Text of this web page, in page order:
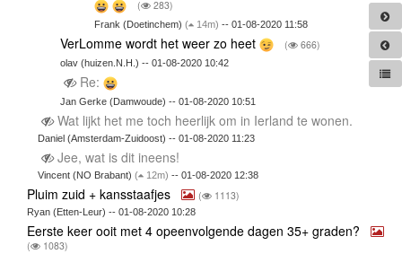
( 283)
Frank (Doetinchem) ( 14m) -- 01-08-2020 11:58
VerLomme wordt het weer zo heet ( 666)
olav (huizen.N.H.) -- 01-08-2020 10:42
Re:
Jan Gerke (Damwoude) -- 01-08-2020 10:51
Wat lijkt het me toch heerlijk om in Ierland te wonen.
Daniel (Amsterdam-Zuidoost) -- 01-08-2020 11:23
Jee, wat is dit ineens!
Vincent (NO Brabant)( 12m) -- 01-08-2020 12:38
Pluim zuid + kansstaafjes ( 1113)
Ryan (Etten-Leur) -- 01-08-2020 10:28
Eerste keer ooit met 4 opeenvolgende dagen 35+ graden?
( 1083)